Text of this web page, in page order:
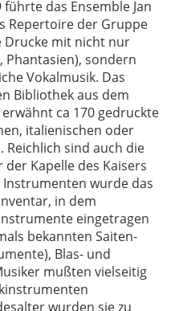
das Ensemble Jan
Repertoire der Gruppe
Drucke mit nicht nur
Phantasien), sondern
Vokalmusik. Das
Bibliothek aus dem
ca 170 gedruckte
italienischen oder
sind auch die
Kapelle des Kaisers
wurde das
in dem
eingetragen
bekannten Saiten-
Blas- und
mußten vielseitig
wurden sie zu